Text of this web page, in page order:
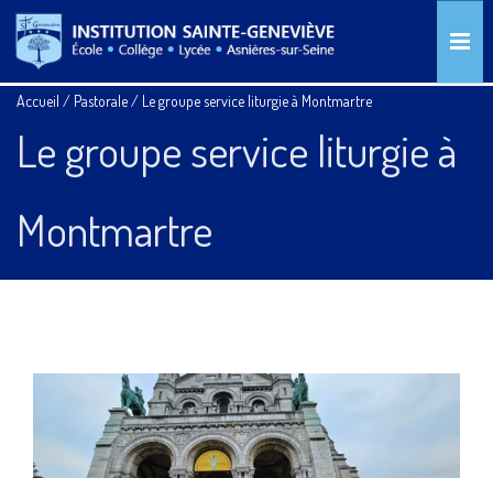
Accueil / Pastorale/ Le groupe service liturgie à Montmartre
Le groupe service liturgie à
Montmartre